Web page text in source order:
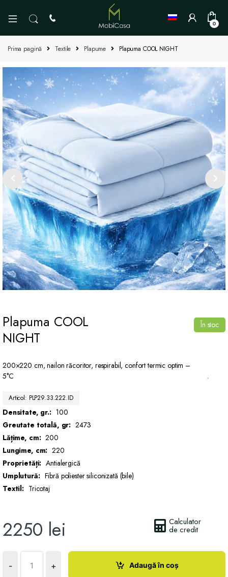
0
Prima pagină Textile Plapume Plapuma COOL NIGHT
Plapuma COOL
NIGHT
200×220 cm, nailon răcoritor, respirabil, confort termic optim –
5°C
Articol: PLP29.33.222.ID
Densitate, gr.: 100
Greutate totală, gr: 2473
Lățime, cm: 200
Lungime, cm: 220
Proprietăți: Antialergică
Umplutură: Fibră poliester siliconizată (bile)
Textil: Tricotaj
2250 lei Calculator
de credit
În stoc
-
Cantitate
Plapuma
+ Adaugă în coș